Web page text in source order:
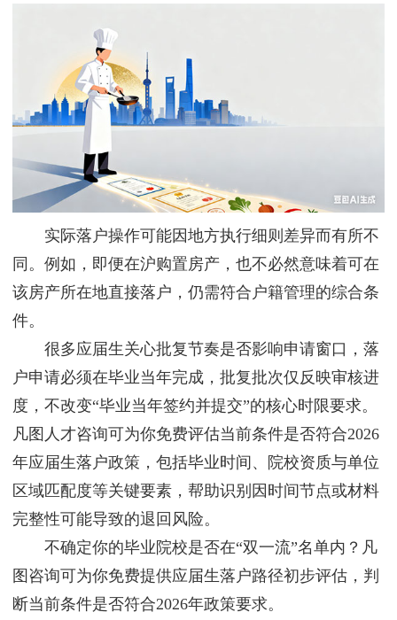
实际落户操作可能因地方执行细则差异而有所不
同。例如，即便在沪购置房产，也不必然意味着可在
该房产所在地直接落户，仍需符合户籍管理的综合条
件。
很多应届生关心批复节奏是否影响申请窗口，落
户申请必须在毕业当年完成，批复批次仅反映审核进
度，不改变“毕业当年签约并提交”的核心时限要求。
凡图人才咨询可为你免费评估当前条件是否符合2026
年应届生落户政策，包括毕业时间、院校资质与单位
区域匹配度等关键要素，帮助识别因时间节点或材料
完整性可能导致的退回风险。
不确定你的毕业院校是否在“双一流”名单内？凡
图咨询可为你免费提供应届生落户路径初步评估，判
断当前条件是否符合2026年政策要求。